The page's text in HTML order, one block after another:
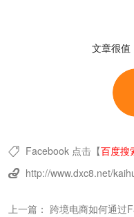
文章很值
 Facebook点击【百度搜
 http://www.dxc8.net/
上一篇： 跨境电商如何通过